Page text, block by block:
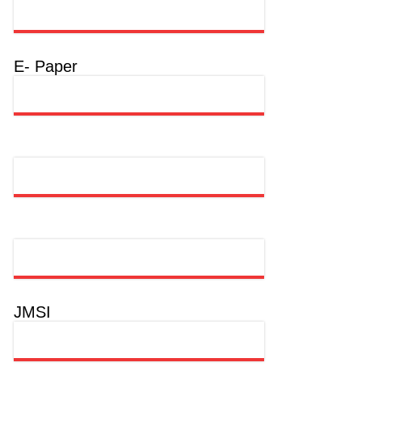
E- Paper
JMSI